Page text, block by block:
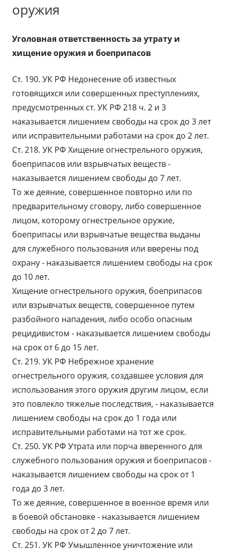
оружия
Уголовная ответственность за утрату и
хищение оружия и боеприпасов
Ст. 190. УК РФ Недонесение об известных
готовящихся или совершенных преступлениях,
предусмотренных ст. УК РФ 218 ч. 2 и 3
наказывается лишением свободы на срок до 3 лет
или исправительными работами на срок до 2 лет.
Ст. 218. УК РФ Хищение огнестрельного оружия,
боеприпасов или взрывчатых веществ -
наказывается лишением свободы до 7 лет.
То же деяние, совершенное повторно или по
предварительному сговору, либо совершенное
лицом, которому огнестрельное оружие,
боеприпасы или взрывчатые вещества выданы
для служебного пользования или вверены под
охрану - наказывается лишением свободы на срок
до 10 лет.
Хищение огнестрельного оружия, боеприпасов
или взрывчатых веществ, совершенное путем
разбойного нападения, либо особо опасным
рецидивистом - наказывается лишением свободы
на срок от 6 до 15 лет.
Ст. 219. УК РФ Небрежное хранение
огнестрельного оружия, создавшее условия для
использования этого оружия другим лицом, если
это повлекло тяжелые последствия, - наказывается
лишением свободы на срок до 1 года или
исправительными работами на тот же срок.
Ст. 250. УК РФ Утрата или порча вверенного для
служебного пользования оружия и боеприпасов -
наказывается лишением свободы на срок от 1
года до 3 лет.
То же деяние, совершенное в военное время или
в боевой обстановке - наказывается лишением
свободы на срок от 2 до 7 лет.
Ст. 251. УК РФ Умышленное уничтожение или